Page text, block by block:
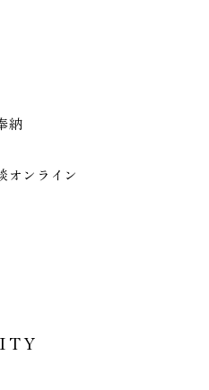
納
オンライン